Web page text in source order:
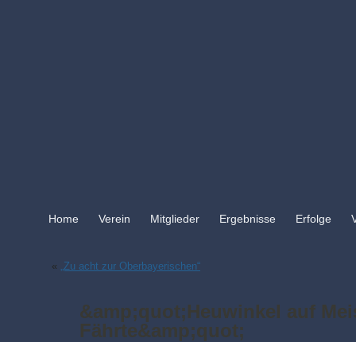
Home Verein Mitglieder Ergebnisse Erfolge
« „Zu acht zur Oberbayerischen“
&amp;quot;Heuwinkel auf
Fährte&amp;quot;